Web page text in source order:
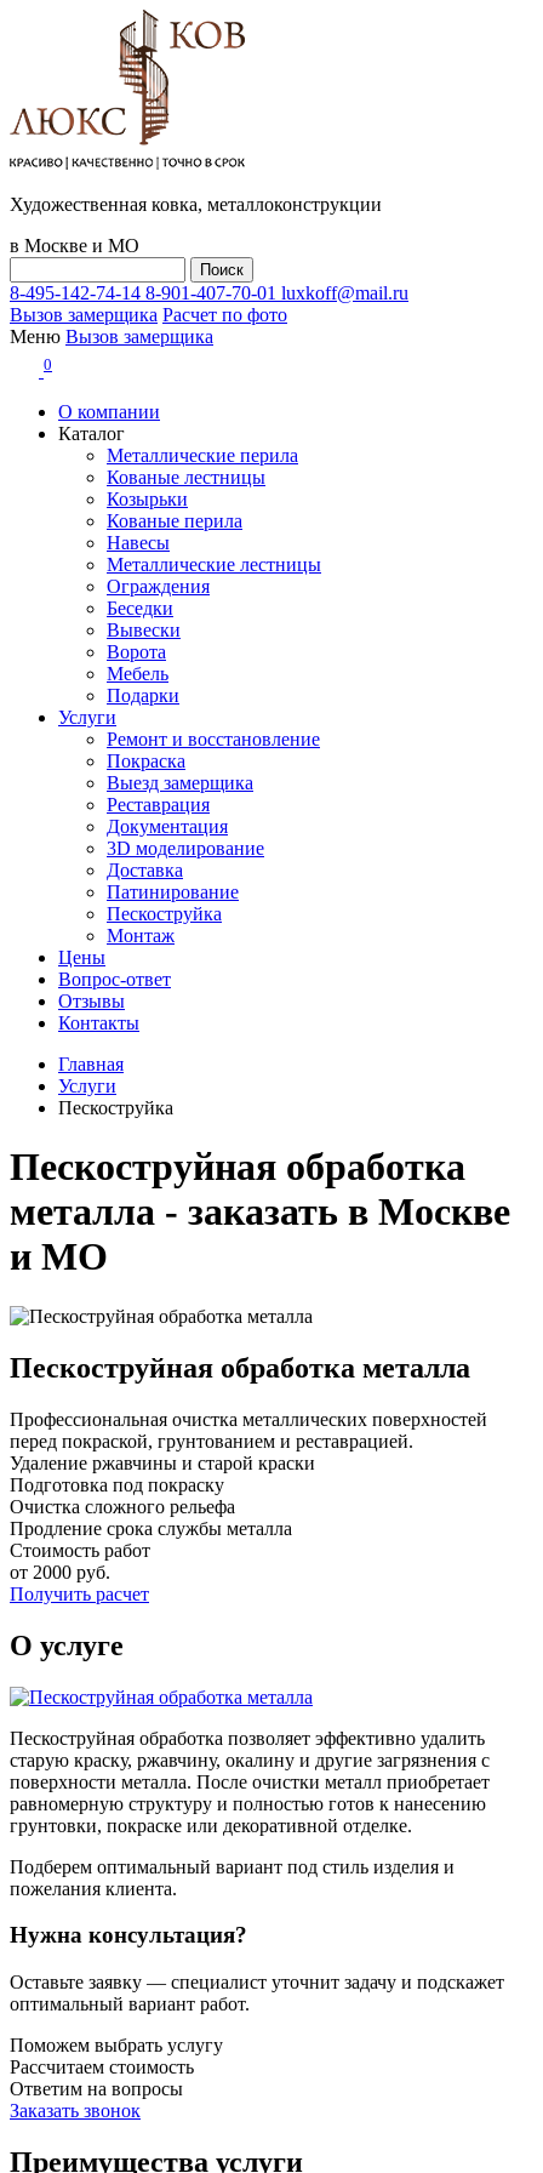
Художественная ковка, металлоконструкции
в Москве и МО
8-495-142-74-14 8-901-407-70-01 luxkoff@mail.ru
Вызов замерщика Расчет по фото
Меню Вызов замерщика
0
О компании
Каталог
Металлические перила
Кованые лестницы
Козырьки
Кованые перила
Навесы
Металлические лестницы
Ограждения
Беседки
Вывески
Ворота
Мебель
Подарки
Услуги
Ремонт и восстановление
Покраска
Выезд замерщика
Реставрация
Документация
3D моделирование
Доставка
Патинирование
Пескоструйка
Монтаж
Цены
Вопрос-ответ
Отзывы
Контакты
Главная
Услуги
Пескоструйка
Пескоструйная обработка
металла - заказать в Москве
и МО
Пескоструйная обработка металла
Профессиональная очистка металлических поверхностей
перед покраской, грунтованием и реставрацией.
Удаление ржавчины и старой краски
Подготовка под покраску
Очистка сложного рельефа
Продление срока службы металла
Стоимость работ
от 2000 руб.
Получить расчет
О услуге
Пескоструйная обработка позволяет эффективно удалить
старую краску, ржавчину, окалину и другие загрязнения с
поверхности металла. После очистки металл приобретает
равномерную структуру и полностью готов к нанесению
грунтовки, покраске или декоративной отделке.
Подберем оптимальный вариант под стиль изделия и
пожелания клиента.
Нужна консультация?
Оставьте заявку — специалист уточнит задачу и подскажет
оптимальный вариант работ.
Поможем выбрать услугу
Рассчитаем стоимость
Ответим на вопросы
Заказать звонок
Преимущества услуги